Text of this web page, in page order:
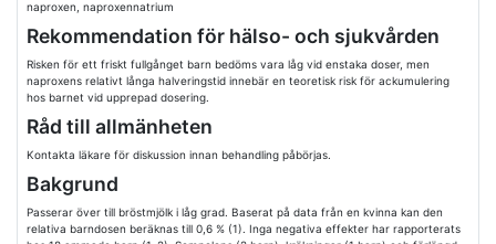
naproxen, naproxennatrium
Rekommendation för hälso- och sjukvården
Risken för ett friskt fullgånget barn bedöms vara låg vid enstaka doser, men
naproxens relativt långa halveringstid innebär en teoretisk risk för ackumulering
hos barnet vid upprepad dosering.
Råd till allmänheten
Kontakta läkare för diskussion innan behandling påbörjas.
Bakgrund
Passerar över till bröstmjölk i låg grad. Baserat på data från en kvinna kan den
relativa barndosen beräknas till 0,6 % (1). Inga negativa effekter har rapporterats